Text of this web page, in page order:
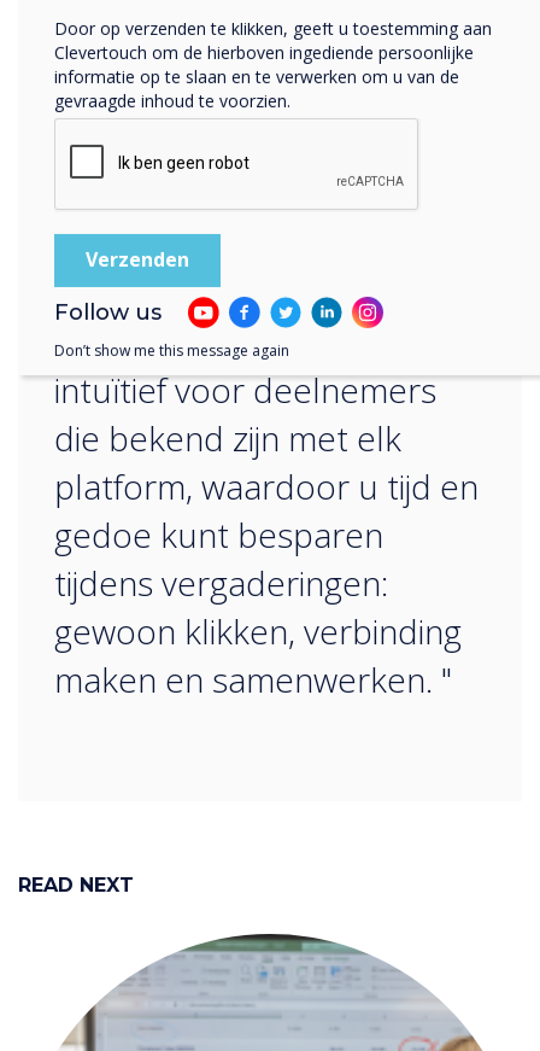
maken en samenwerken.
READ NEXT
“
De eenvoud van de
gebruikersinterface is zeer
intuïtief voor deelnemers
die bekend zijn met elk
platform, waardoor u tijd en
gedoe kunt besparen
tijdens vergaderingen:
gewoon klikken, verbinding
maken en samenwerken. "
Door op verzenden te klikken, geeft u toestemming aan
Clevertouch om de hierboven ingediende persoonlijke
informatie op te slaan en te verwerken om u van de
gevraagde inhoud te voorzien.
Follow us
Don’t show me this message again